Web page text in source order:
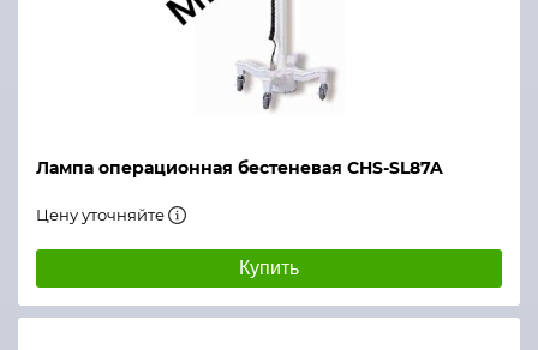
Лампа операционная бестеневая CHS-SL87A
Цену уточняйте
Купить